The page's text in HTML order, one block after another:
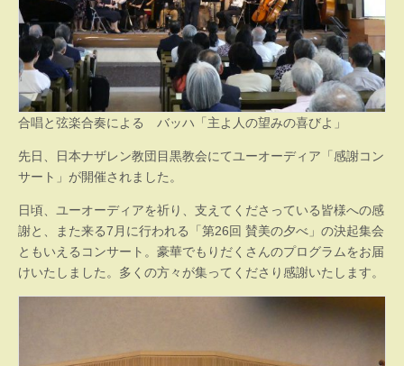
合唱と弦楽合奏による バッハ「主よ人の望みの喜びよ」
先日、日本ナザレン教団目黒教会にてユーオーディア「感謝コン
サート」が開催されました。
日頃、ユーオーディアを祈り、支えてくださっている皆様への感
謝と、また来る7月に行われる「第26回 賛美の夕べ」の決起集会
ともいえるコンサート。豪華でもりだくさんのプログラムをお届
けいたしました。多くの方々が集ってくださり感謝いたします。